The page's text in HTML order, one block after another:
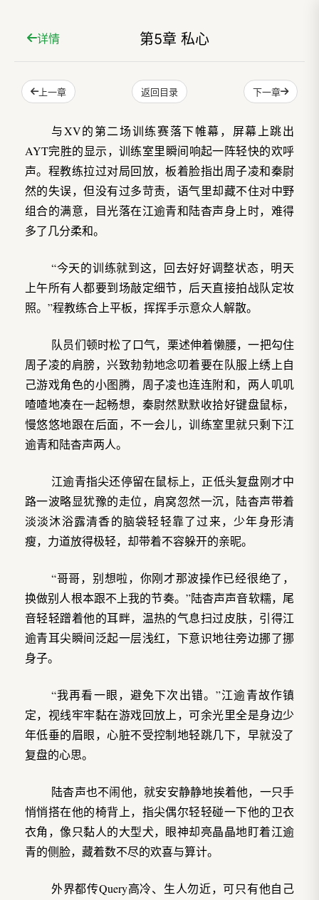
详情 第5章 私心
上一章 返回目录 下一章
与XV的第二场训练赛落下帷幕，屏幕上跳出
AYT完胜的显示，训练室里瞬间响起一阵轻快的欢呼
声。程教练拉过对局回放，板着脸指出周子凌和秦尉
然的失误，但没有过多苛责，语气里却藏不住对中野
组合的满意，目光落在江逾青和陆杳声身上时，难得
多了几分柔和。
“今天的训练就到这，回去好好调整状态，明天
上午所有人都要到场敲定细节，后天直接拍战队定妆
照。”程教练合上平板，挥挥手示意众人解散。
队员们顿时松了口气，栗述伸着懒腰，一把勾住
周子凌的肩膀，兴致勃勃地念叨着要在队服上绣上自
己游戏角色的小图腾，周子凌也连连附和，两人叽叽
喳喳地凑在一起畅想，秦尉然默默收拾好键盘鼠标，
慢悠悠地跟在后面，不一会儿，训练室里就只剩下江
逾青和陆杳声两人。
江逾青指尖还停留在鼠标上，正低头复盘刚才中
路一波略显犹豫的走位，肩窝忽然一沉，陆杳声带着
淡淡沐浴露清香的脑袋轻轻靠了过来，少年身形清
瘦，力道放得极轻，却带着不容躲开的亲昵。
“哥哥，别想啦，你刚才那波操作已经很绝了，
换做别人根本跟不上我的节奏。”陆杳声声音软糯，尾
音轻轻蹭着他的耳畔，温热的气息扫过皮肤，引得江
逾青耳尖瞬间泛起一层浅红，下意识地往旁边挪了挪
身子。
“我再看一眼，避免下次出错。”江逾青故作镇
定，视线牢牢黏在游戏回放上，可余光里全是身边少
年低垂的眉眼，心脏不受控制地轻跳几下，早就没了
复盘的心思。
陆杳声也不闹他，就安安静静地挨着他，一只手
悄悄搭在他的椅背上，指尖偶尔轻轻碰一下他的卫衣
衣角，像只黏人的大型犬，眼神却亮晶晶地盯着江逾
青的侧脸，藏着数不尽的欢喜与算计。
外界都传Query高冷、生人勿近，可只有他自己